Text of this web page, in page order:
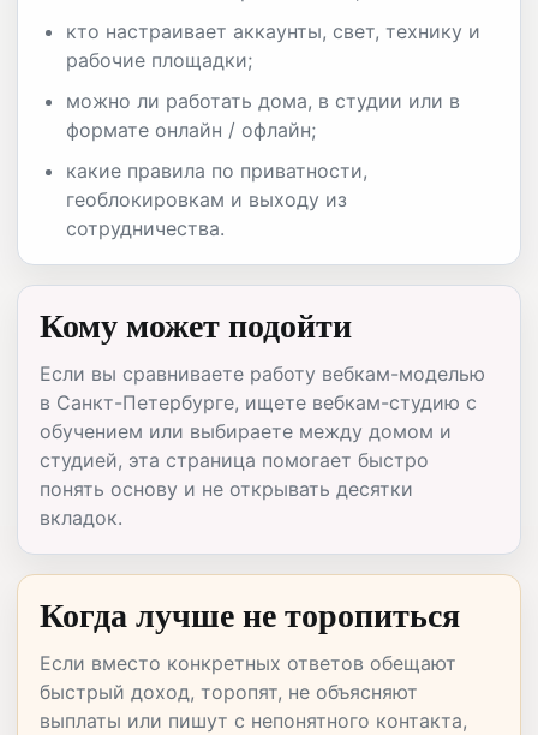
кто настраивает аккаунты, свет, технику и
рабочие площадки;
можно ли работать дома, в студии или в
формате онлайн / офлайн;
какие правила по приватности,
геоблокировкам и выходу из
сотрудничества.
Кому может подойти
Если вы сравниваете работу вебкам-моделью
в Санкт-Петербурге, ищете вебкам-студию с
обучением или выбираете между домом и
студией, эта страница помогает быстро
понять основу и не открывать десятки
вкладок.
Когда лучше не торопиться
Если вместо конкретных ответов обещают
быстрый доход, торопят, не объясняют
выплаты или пишут с непонятного контакта,